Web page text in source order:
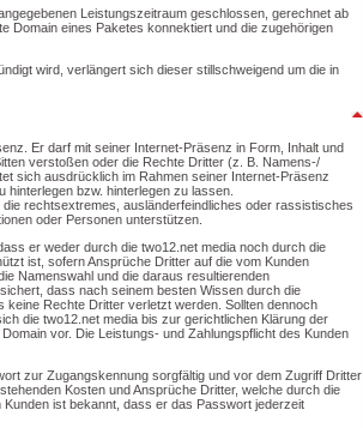
Leistungszeitraum geschlossen, gerechnet ab
Domain eines Paketes konnektiert und die zugehörigen
wird, verlängert sich dieser stillschweigend um die in
Er darf mit seiner Internet-Präsenz in Form, Inhalt und
verstoßen oder die Rechte Dritter (z. B. Namens-/
sich ausdrücklich im Rahmen seiner Internet-Präsenz
bzw. hinterlegen zu lassen.
rechtsextremes, ausländerfeindliches oder rassistisches
oder Personen unterstützen.
er weder durch die two12.net media noch durch die
ist, sofern Ansprüche Dritter auf die vom Kunden
Namenswahl und die daraus resultierenden
dass nach seinem besten Wissen durch die
keine Rechte Dritter verletzt werden. Sollten dennoch
die two12.net media bis zur gerichtlichen Klärung der
vor. Die Leistungs- und Zahlungspflicht des Kunden
zur Zugangskennung sorgfältig und vor dem Zugriff Dritter
Kosten und Ansprüche Dritter, welche durch die
ist bekannt, dass er das Passwort jederzeit